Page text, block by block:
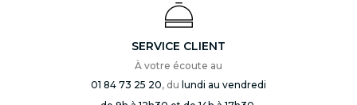
SERVICE CLIENT
À votre écoute au
01 84 73 25 20, du lundi au vendredi